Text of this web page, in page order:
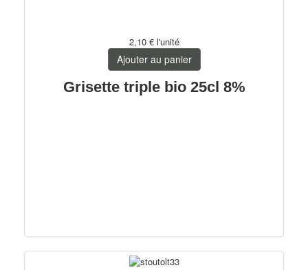
2,10 € l'unité
Ajouter au panier
Grisette triple bio 25cl 8%